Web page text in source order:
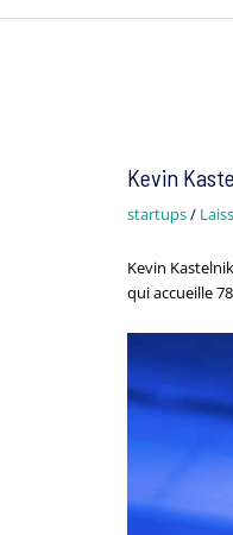
Kevin
startups/
Kevin
qui accueille